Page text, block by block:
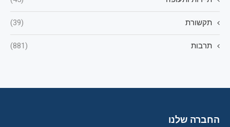
תקשורת (39)
תרבות (881)
החברה שלנו